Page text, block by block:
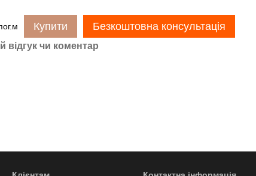
Купити Безкоштовна консультація
відгук чи коментар